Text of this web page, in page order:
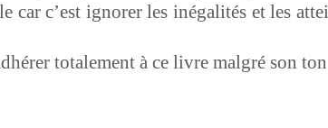
car c’est ignor­er les iné­gal­ités et les
totale­ment à ce livre mal­gré son